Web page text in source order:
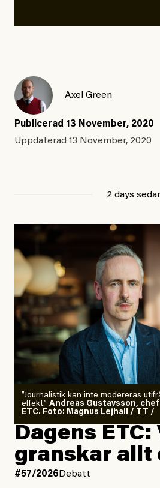
Axel Green
Publicerad 13 November, 2020
Uppdaterad 13 November, 2020
2 days
”Journalistik kan inte modereras
effekt.” Andreas Gustavsson,
ETC. Foto: Magnus Lejhall / TT /
Dagens ETC:
granskar allt
#57/2026 Debatt